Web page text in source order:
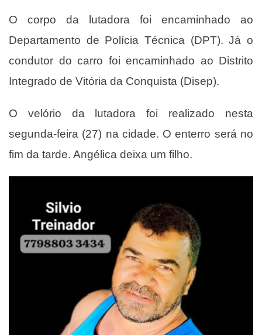
O corpo da lutadora foi encaminhado ao
Departamento de Polícia Técnica (DPT). Já o
condutor do carro foi encaminhado ao Distrito
Integrado de Vitória da Conquista (Disep).
O velório da lutadora foi realizado nesta
segunda-feira (27) na cidade. O enterro será no
fim da tarde. Angélica deixa um filho.